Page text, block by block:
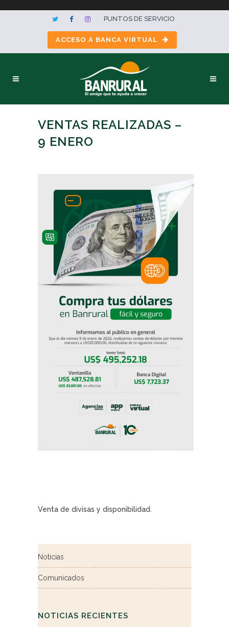
PUNTOS DE SERVICIO
ACCESO A BANCA VIRTUAL
VENTAS REALIZADAS –
9 ENERO
Venta de divisas y disponibilidad.
Noticias
Comunicados
NOTICIAS RECIENTES